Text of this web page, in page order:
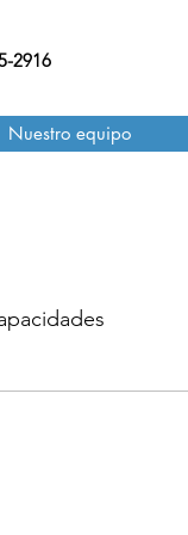
2916
Nuestro equipo